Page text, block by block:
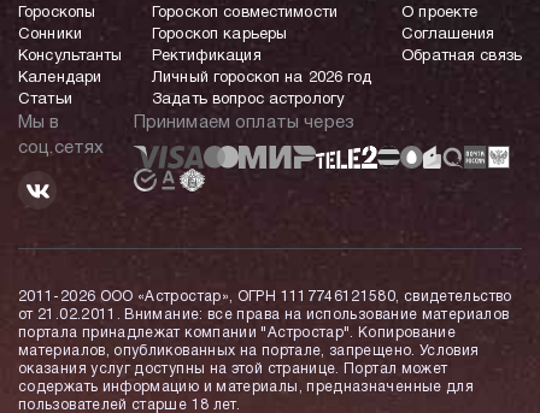
Гороскопы
Сонники
Консультанты
Календари
Статьи
Гороскоп совместимости
Гороскоп карьеры
Ректификация
Личный гороскоп на 2026 год
Задать вопрос астрологу
О проекте
Соглашения
Обратная связь
Мы в
соц.сетях
Принимаем оплаты через
2011-2026 ООО «Астростар», ОГРН 1117746121580, свидетельство
от 21.02.2011. Внимание: все права на использование материалов
портала принадлежат компании "Астростар". Копирование
материалов, опубликованных на портале, запрещено. Условия
оказания услуг доступны на этой странице. Портал может
содержать информацию и материалы, предназначенные для
пользователей старше 18 лет.